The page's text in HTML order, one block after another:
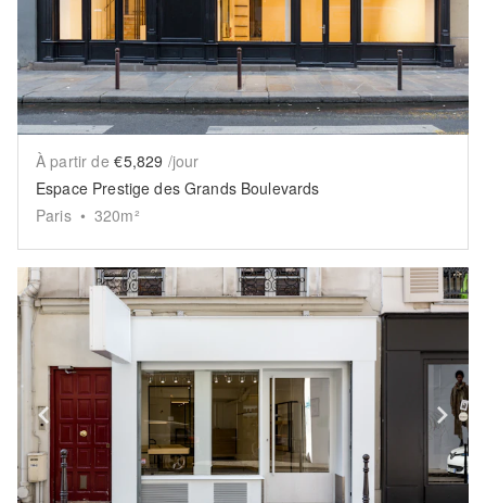
À partir de €5,829 /jour
Espace Prestige des Grands Boulevards
Paris • 320m²
Show previous slide